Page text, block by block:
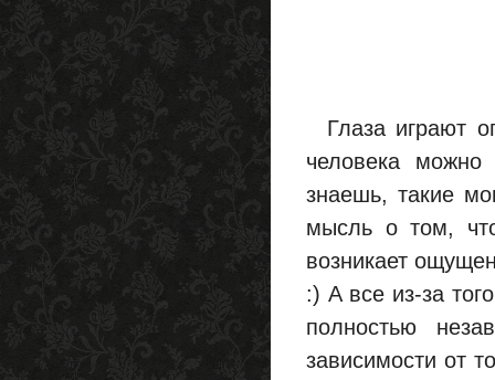
Глаза играют
человека
знаешь, такие
мысль о том,
возникает
:) А все из-за
полностью
зависимости от